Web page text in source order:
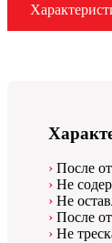
После
Не
Не
После
Не